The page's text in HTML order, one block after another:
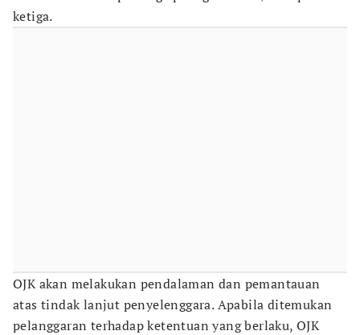
ketiga.
OJK akan melakukan pendalaman dan pemantauan
atas tindak lanjut penyelenggara. Apabila ditemukan
pelanggaran terhadap ketentuan yang berlaku, OJK